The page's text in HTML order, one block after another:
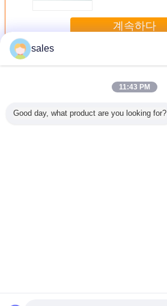
계속하다
더 많은 것
sales
11:43 PM
Good day, what product are you looking for?